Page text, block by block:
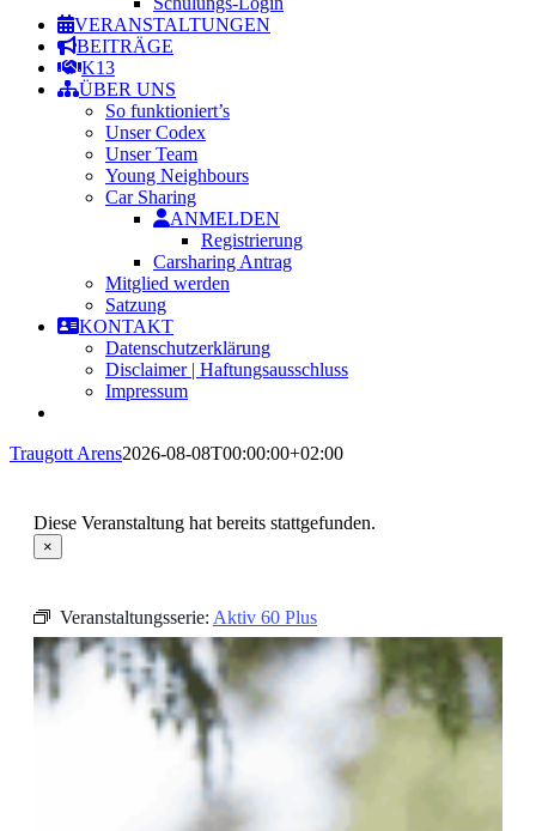
VERANSTALTUNGEN
BEITRÄGE
K13
ÜBER UNS
So funktioniert’s
Unser Codex
Unser Team
Young Neighbours
Car Sharing
ANMELDEN
Registrierung
Carsharing Antrag
Mitglied werden
Satzung
KONTAKT
Datenschutzerklärung
Disclaimer | Haftungsausschluss
Impressum
Traugott Arens2026-08-08T00:00:00+02:00
Diese Veranstaltung hat bereits stattgefunden.
×
Veranstaltungsserie: Aktiv 60 Plus